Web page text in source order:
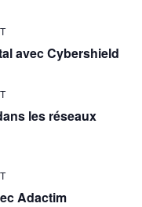
avec Cybershield
les réseaux
Adactim